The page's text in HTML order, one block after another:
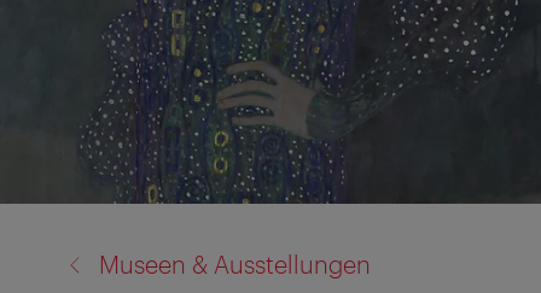
Museen & Ausstellungen